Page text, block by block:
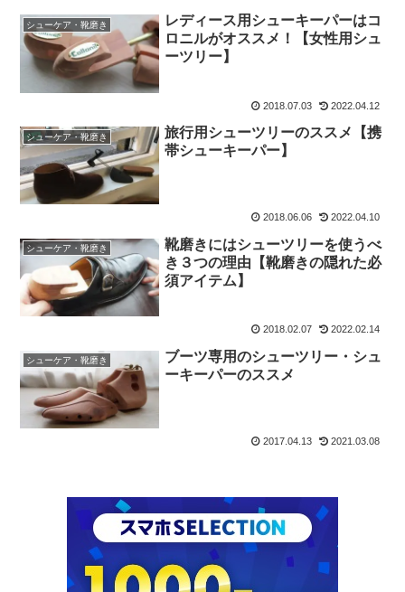
シューケア・靴磨き
レディース用シューキーパーはコ
ロニルがオススメ！【女性用シュ
ーツリー】
2018.07.03 2022.04.12
シューケア・靴磨き
旅行用シューツリーのススメ【携
帯シューキーパー】
2018.06.06 2022.04.10
シューケア・靴磨き
靴磨きにはシューツリーを使うべ
き３つの理由【靴磨きの隠れた必
須アイテム】
2018.02.07 2022.02.14
シューケア・靴磨き
ブーツ専用のシューツリー・シュ
ーキーパーのススメ
2017.04.13 2021.03.08